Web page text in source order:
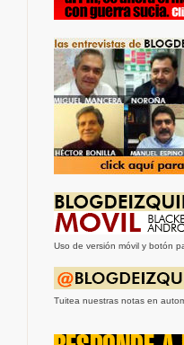
Uso de versión móvil y botón
Tuitea nuestras notas en